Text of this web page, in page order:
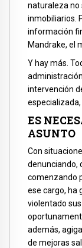
naturaleza no
inmobiliarios.
información
Mandrake, el
Y hay más.
intervención
ES
ASUNTO
Con
denunciando,
comenzando
ese cargo, ha
violentado
además,
de mejoras